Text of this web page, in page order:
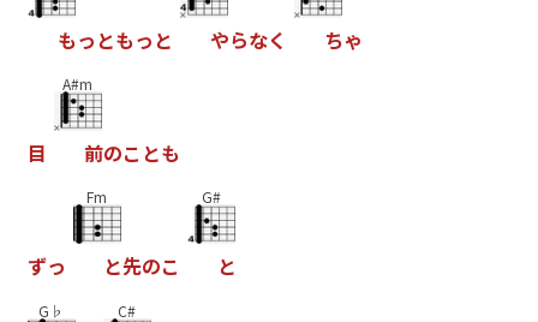
もっ ともっ と やらなく ちゃ
目
A#m
前のこ とも
ずっ
Fm
と先のこ
G#
と
G♭ C#